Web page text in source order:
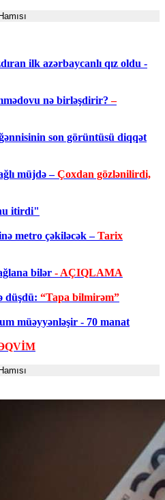
Hamısı
ilk azərbaycanlı qız oldu -
nə birləşdirir?–
son görüntüsü diqqət
müjdə –Çoxdan gözlənilirdi,
itirdi"
metro çəkiləcək –Tarix
bilər - AÇIQLAMA
düşdü: “Tapa bilmirəm”
müəyyənləşir - 70 manat
Hamısı